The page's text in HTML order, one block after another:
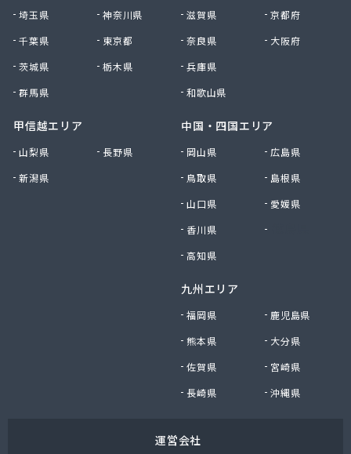
南九州マルヰ株式会社 人吉営業所
南国殖産株式会社 熊本支店ガス課
NXエネルギー九州株式会社 雲雀丘出張所
NXエネルギー九州株式会社 熊本営業所
業所
NXエネルギー九州株式会社 熊本北営業所
NXエネルギー九州株式会社 城北営業所
日豊興産株式会社 本社事務所
肥後協同ガス配送センター株式会社
福岡酸素株式会社八代出張所
野中石油プロパン有限会社
埼玉県
神奈川県
千葉県
東京都
茨城県
栃木県
群馬県
甲信越エリア
山梨県
長野県
新潟県
滋賀県
京都府
奈良県
大阪府
兵庫県
和歌山県
中国・四国エリア
岡山県
広島県
鳥取県
島根県
山口県
愛媛県
香川県
高知県
九州エリア
福岡県
鹿児島県
熊本県
大分県
佐賀県
宮崎県
長崎県
沖縄県
運営会社